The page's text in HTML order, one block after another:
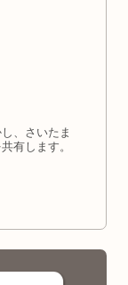
、さいたま
有します。